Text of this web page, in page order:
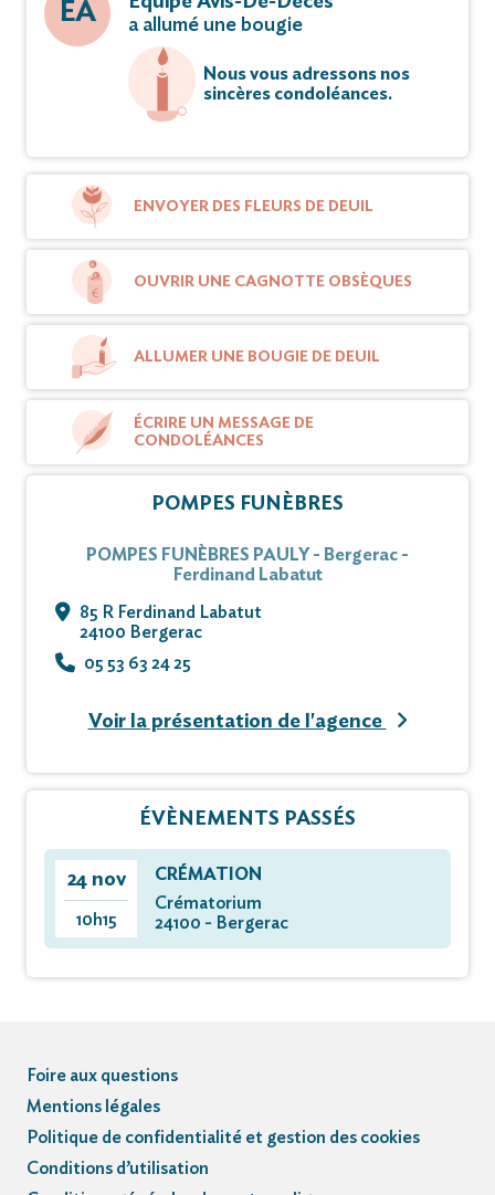
Les visites sont possibles
Ni fleurs ni plaques ni couronnes.
Cet avis tient lieu de faire-part.
Vous pouvez déposer vos messages de
condoléances et témoignages sur ce site.
EA
a allumé une bougie
Nous vous adressons nos
sincères condoléances.
ENVOYER DES FLEURS DE DEUIL
OUVRIR UNE CAGNOTTE OBSÈQUES
ALLUMER UNE BOUGIE DE DEUIL
ÉCRIRE UN MESSAGE DE
CONDOLÉANCES
POMPES FUNÈBRES
POMPES FUNÈBRES PAULY - Bergerac -
Ferdinand Labatut
85 R Ferdinand Labatut
24100 Bergerac
05 53 63 24 25
Voir la présentation de l'agence
ÉVÈNEMENTS PASSÉS
24 nov
10h15
CRÉMATION
Crématorium
24100 - Bergerac
Foire aux questions
Mentions légales
Politique de confidentialité et gestion des cookies
Conditions d’utilisation